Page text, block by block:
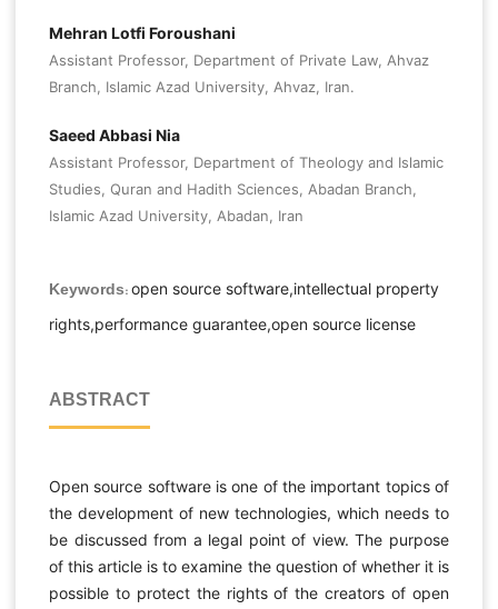
Mehran Lotfi Foroushani
Assistant Professor, Department of Private Law, Ahvaz
Branch, Islamic Azad University, Ahvaz, Iran.
Saeed Abbasi Nia
Assistant Professor, Department of Theology and Islamic
Studies, Quran and Hadith Sciences, Abadan Branch,
Islamic Azad University, Abadan, Iran
Keywords: open source software,intellectual property
rights,performance guarantee,open source license
ABSTRACT
Open source software is one of the important topics of
the development of new technologies, which needs to
be discussed from a legal point of view. The purpose
of this article is to examine the question of whether it is
possible to protect the rights of the creators of open